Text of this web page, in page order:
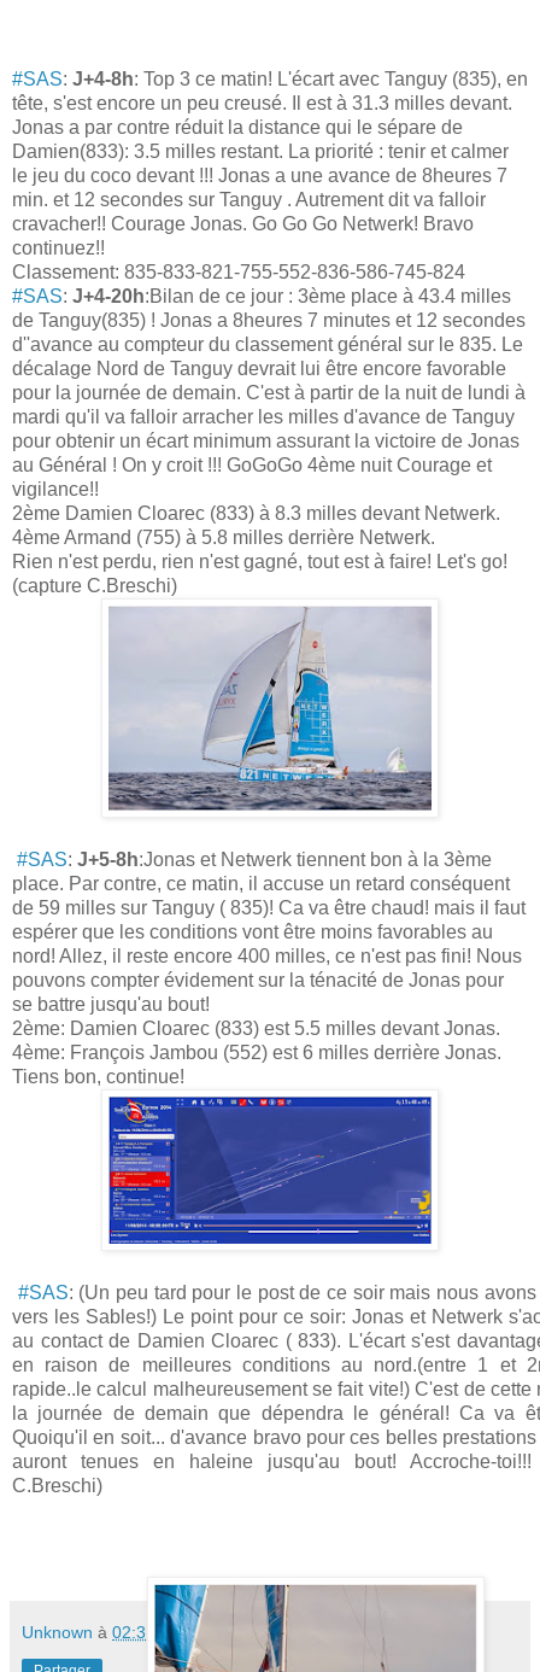
#SAS: J+4-8h: Top 3 ce matin! L'écart avec Tanguy (835), en
tête, s'est encore un peu creusé. Il est à 31.3 milles devant.
Jonas a par contre réduit la distance qui le sépare de
Damien(833): 3.5 milles restant. La priorité : tenir et calmer
le jeu du coco devant !!! Jonas a une avance de 8heures 7
min. et 12 secondes sur Tanguy . Autrement dit va falloir
cravacher!! Courage Jonas. Go Go Go Netwerk! Bravo
continuez!!
Classement: 835-833-821-755-552-836-586-745-824
#SAS: J+4-20h:Bilan de ce jour : 3ème place à 43.4 milles
de Tanguy(835) ! Jonas a 8heures 7 minutes et 12 secondes
d''avance au compteur du classement général sur le 835. Le
décalage Nord de Tanguy devrait lui être encore favorable
pour la journée de demain. C'est à partir de la nuit de lundi à
mardi qu'il va falloir arracher les milles d'avance de Tanguy
pour obtenir un écart minimum assurant la victoire de Jonas
au Général ! On y croit !!! GoGoGo 4ème nuit Courage et
vigilance!!
2ème Damien Cloarec (833) à 8.3 milles devant Netwerk.
4ème Armand (755) à 5.8 milles derrière Netwerk.
Rien n'est perdu, rien n'est gagné, tout est à faire! Let's go!
(capture C.Breschi)
#SAS: J+5-8h:Jonas et Netwerk tiennent bon à la 3ème
place. Par contre, ce matin, il accuse un retard conséquent
de 59 milles sur Tanguy ( 835)! Ca va être chaud! mais il faut
espérer que les conditions vont être moins favorables au
nord! A llez, il reste encore 400 milles, ce n'est pas fini! Nous
pouvons compter évidement sur la ténacité de Jonas pour
se battre jusqu'au bout!
2ème: Damien Cloarec (833) est 5.5 milles devant Jonas.
4ème: François Jambou (552) est 6 milles derrière Jonas.
Tiens bon, continue!
#SAS: (Un peu tard pour le post de ce soir mais nous
vers les Sables!) Le point pour ce soir: Jonas et Netwerk
au contact de Damien Cloarec ( 833). L'écart s'est
en raison de meilleures conditions au nord.(entre 1 et
rapide..le calcul malheureusement se fait vite!) C'est de cette
la journée de demain que dépendra le général! Ca va
Quoiqu'il en soit... d'avance bravo pour ces belles
auront tenues en haleine jusqu'au bout! Accroche-toi!!!
C.Breschi)
Unknown à 02:31